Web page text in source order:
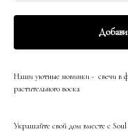
Наши уютные новинки - свечи в
растительного воска
Украшайте свой дом вместе с Soul